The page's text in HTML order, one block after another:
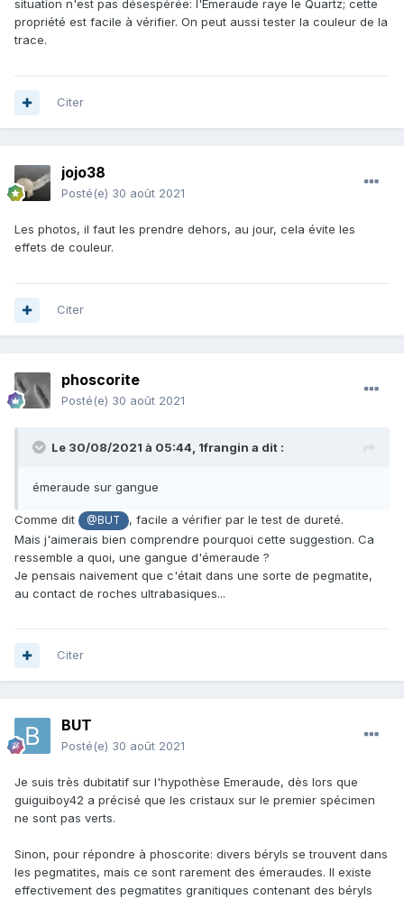
situation n'est pas désespérée: l'Emeraude raye le Quartz; cette
propriété est facile à vérifier. On peut aussi tester la couleur de la
trace.
Citer
jojo38
Posté(e) 30 août 2021
Les photos, il faut les prendre dehors, au jour, cela évite les
effets de couleur.
Citer
phoscorite
Posté(e) 30 août 2021
Le 30/08/2021 à 05:44, 1frangin a dit :
émeraude sur gangue
Comme dit @BUT
, facile a vérifier par le test de dureté.
Mais j'aimerais bien comprendre pourquoi cette suggestion. Ca
ressemble a quoi, une gangue d'émeraude ?
Je pensais naivement que c'était dans une sorte de pegmatite,
au contact de roches ultrabasiques...
Citer
BUT
Posté(e) 30 août 2021
Je suis très dubitatif sur l'hypothèse Emeraude, dès lors que
guiguiboy42 a précisé que les cristaux sur le premier spécimen
ne sont pas verts.
Sinon, pour répondre à phoscorite: divers béryls se trouvent dans
les pegmatites, mais ce sont rarement des émeraudes. Il existe
effectivement des pegmatites granitiques contenant des béryls